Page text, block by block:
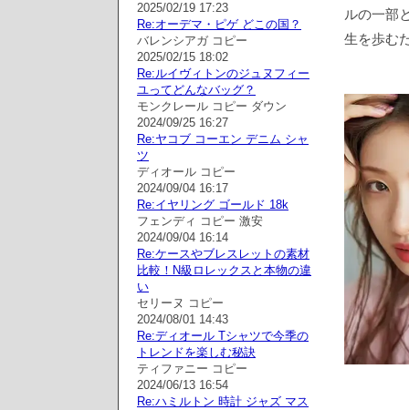
ルの一部
生を歩む
2025/02/19 17:23
Re:オーデマ・ピゲ どこの国？
バレンシアガ コピー
2025/02/15 18:02
Re:ルイヴィトンのジュヌフィー
ユってどんなバッグ？
モンクレール コピー ダウン
2024/09/25 16:27
Re:ヤコブ コーエン デニム シャ
ツ
ディオール コピー
2024/09/04 16:17
Re:イヤリング ゴールド 18k
フェンディ コピー 激安
2024/09/04 16:14
Re:ケースやブレスレットの素材
比較！N級ロレックスと本物の違
い
セリーヌ コピー
2024/08/01 14:43
Re:ディオール Tシャツで今季の
トレンドを楽しむ秘訣
ティファニー コピー
2024/06/13 16:54
Re:ハミルトン 時計 ジャズ マス